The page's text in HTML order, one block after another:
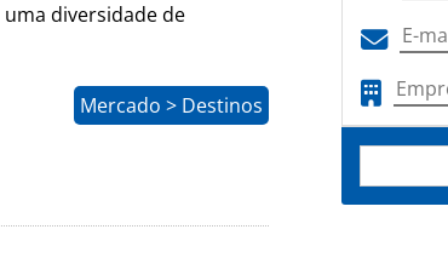
diversidade de
Mercado > Destinos